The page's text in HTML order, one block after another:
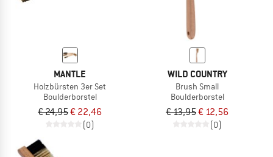
MANTLE
Holzbürsten 3er Set
Boulderborstel
€ 24,95€ 22,46
(0)
WILD COUNTRY
Brush Small
Boulderborstel
€ 13,95€ 12,56
(0)